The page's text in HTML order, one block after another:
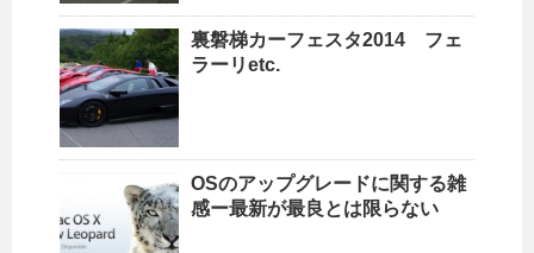
裏磐梯カーフェスタ2014 フェ
ラーリetc.
OSのアップグレードに関する雑
感ー最新が最良とは限らない